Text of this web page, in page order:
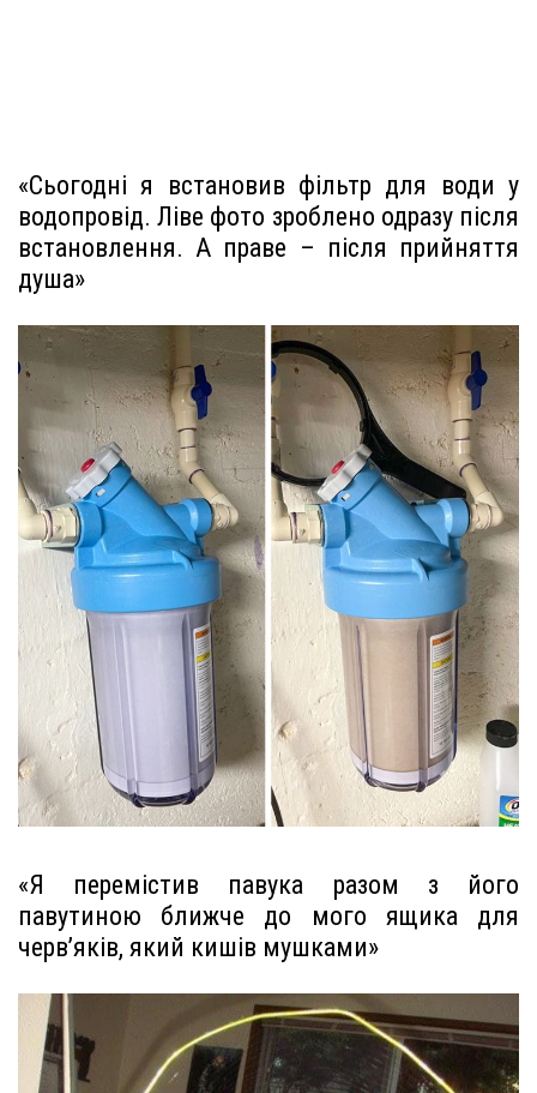
«Сьогодні я встановив фільтр для води у
водопровід. Ліве фото зроблено одразу після
встановлення. А праве – після прийняття
душа»
«Я перемістив павука разом з його
павутиною ближче до мого ящика для
черв’яків, який кишів мушками»